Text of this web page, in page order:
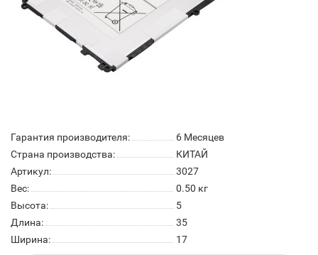
Гарантия производителя:
6 Месяцев
Страна производства:
КИТАЙ
Артикул:
3027
Вес:
0.50 кг
Высота:
5
Длина:
35
Ширина:
17